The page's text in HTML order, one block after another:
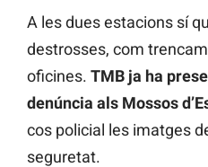
A les dues estacions sí
destrosses, com
oficines. TMB ja ha
denúncia als Mossos
cos policial les imatges
seguretat.